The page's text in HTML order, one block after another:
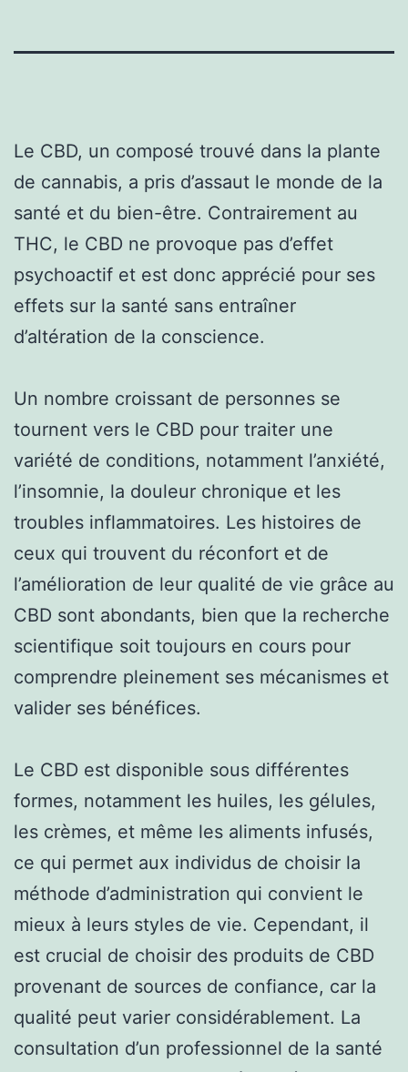
Le CBD, un composé trouvé dans la plante
de cannabis, a pris d’assaut le monde de la
santé et du bien-être. Contrairement au
THC, le CBD ne provoque pas d’effet
psychoactif et est donc apprécié pour ses
effets sur la santé sans entraîner
d’altération de la conscience.
Un nombre croissant de personnes se
tournent vers le CBD pour traiter une
variété de conditions, notamment l’anxiété,
l’insomnie, la douleur chronique et les
troubles inflammatoires. Les histoires de
ceux qui trouvent du réconfort et de
l’amélioration de leur qualité de vie grâce au
CBD sont abondants, bien que la recherche
scientifique soit toujours en cours pour
comprendre pleinement ses mécanismes et
valider ses bénéfices.
Le CBD est disponible sous différentes
formes, notamment les huiles, les gélules,
les crèmes, et même les aliments infusés,
ce qui permet aux individus de choisir la
méthode d’administration qui convient le
mieux à leurs styles de vie. Cependant, il
est crucial de choisir des produits de CBD
provenant de sources de confiance, car la
qualité peut varier considérablement. La
consultation d’un professionnel de la santé